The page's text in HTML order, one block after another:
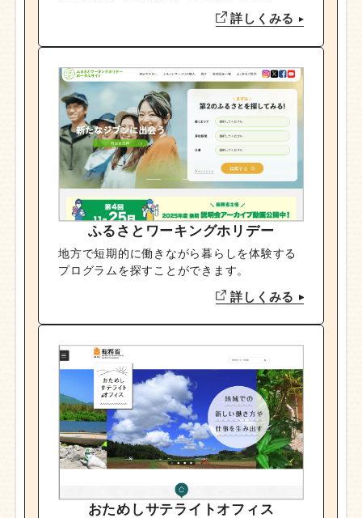
詳しくみる
ふるさとワーキングホリデー
地方で短期的に働きながら暮らしを体験する
プログラムを探すことができます。
詳しくみる
おためしサテライトオフィス